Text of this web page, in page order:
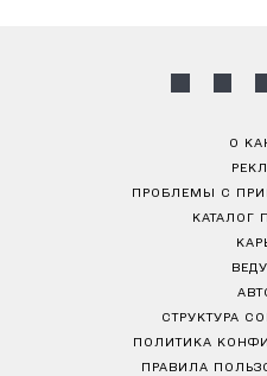
О
ПРОБЛЕМЫ С
КАТАЛОГ
СТРУКТУРА
ПОЛИТИКА
ПРАВИЛА